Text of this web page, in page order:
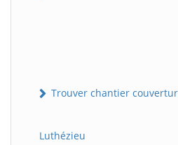
Trouver chantier
Luthézieu